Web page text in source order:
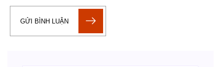
GỬI BÌNH LUẬN